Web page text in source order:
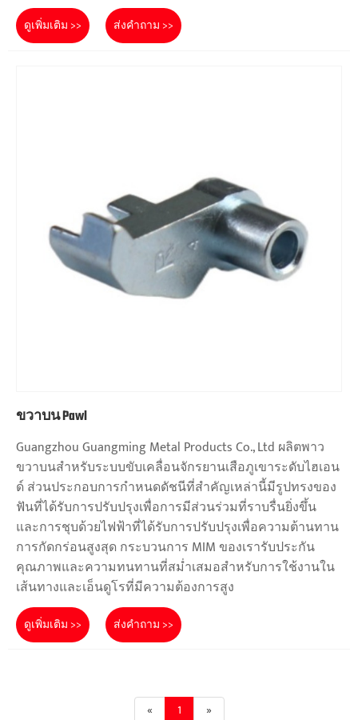
ดูเพิ่มเติม >> ส่งคำถาม >>
ขวาบน Pawl
Guangzhou Guangming Metal Products Co., Ltd ผลิตพาว
ขวาบนสำหรับระบบขับเคลื่อนจักรยานเสือภูเขาระดับไฮเอน
ด์ ส่วนประกอบการกำหนดดัชนีที่สำคัญเหล่านี้มีรูปทรงของ
ฟันที่ได้รับการปรับปรุงเพื่อการมีส่วนร่วมที่ราบรื่นยิ่งขึ้น
และการชุบด้วยไฟฟ้าที่ได้รับการปรับปรุงเพื่อความต้านทาน
การกัดกร่อนสูงสุด กระบวนการ MIM ของเรารับประกัน
คุณภาพและความทนทานที่สม่ำเสมอสำหรับการใช้งานใน
เส้นทางและเอ็นดูโรที่มีความต้องการสูง
ดูเพิ่มเติม >> ส่งคำถาม >>
« 1 »